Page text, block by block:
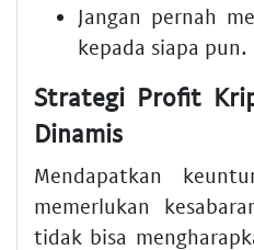
Jangan pernah
kepada siapa pun.
Strategi Profit
Dinamis
Mendapatkan
memerlukan
tidak bisa